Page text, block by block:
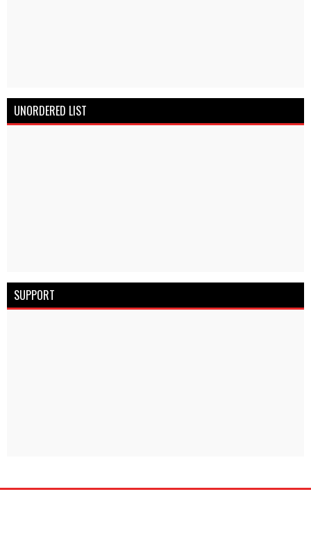
UNORDERED LIST
SUPPORT